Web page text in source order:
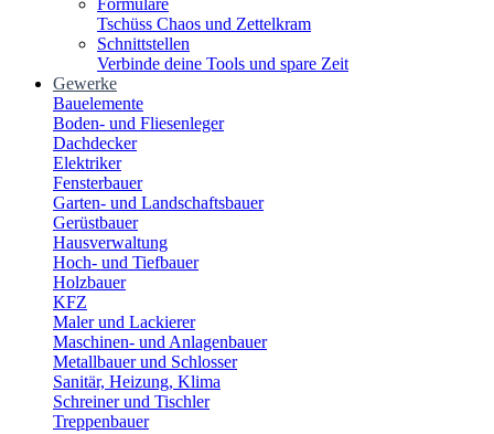
Tschüss Chaos und Zettelkram
Schnittstellen
Verbinde deine Tools und spare Zeit
Gewerke
Bauelemente
Boden- und Fliesenleger
Dachdecker
Elektriker
Fensterbauer
Garten- und Landschaftsbauer
Gerüstbauer
Hausverwaltung
Hoch- und Tiefbauer
Holzbauer
KFZ
Maler und Lackierer
Maschinen- und Anlagenbauer
Metallbauer und Schlosser
Sanitär, Heizung, Klima
Schreiner und Tischler
Treppenbauer